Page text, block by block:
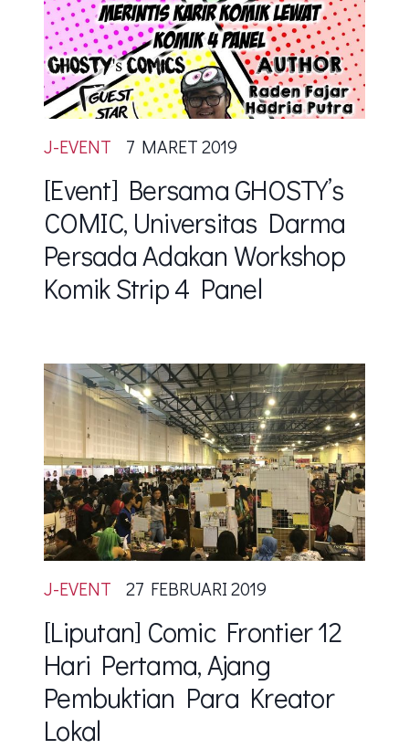
J-EVENT 7 MARET 2019
[Event] Bersama GHOSTY’s
COMIC, Universitas Darma
Persada Adakan Workshop
Komik Strip 4 Panel
J-EVENT 27 FEBRUARI 2019
[Liputan] Comic Frontier 12
Hari Pertama, Ajang
Pembuktian Para Kreator
Lokal